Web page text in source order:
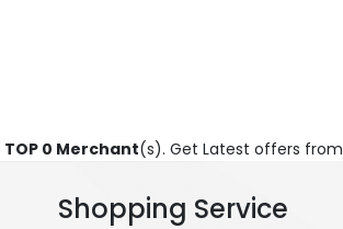
TOP 0 Merchant(s). Get Latest offers from
Shopping Service